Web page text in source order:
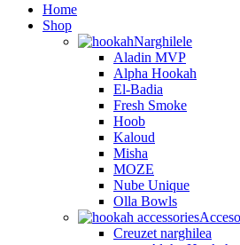
Home
Shop
Narghilele
Aladin MVP
Alpha Hookah
El-Badia
Fresh Smoke
Hoob
Kaloud
Misha
MOZE
Nube Unique
Olla Bowls
Creuzet narghilea